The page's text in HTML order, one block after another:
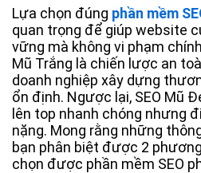
Lựa chọn đúng phần mềm
quan trọng để giúp website
vững mà không vi phạm
Mũ Trắng là chiến lược an
doanh nghiệp xây dựng
ổn định. Ngược lại, SEO Mũ
lên top nhanh chóng nhưng
nặng. Mong rằng những
bạn phân biệt được 2
chọn được phần mềm SEO